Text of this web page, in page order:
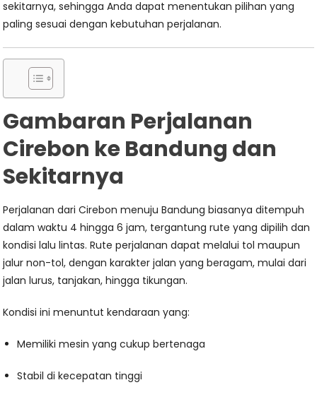
sekitarnya, sehingga Anda dapat menentukan pilihan yang
paling sesuai dengan kebutuhan perjalanan.
Gambaran Perjalanan
Cirebon ke Bandung dan
Sekitarnya
Perjalanan dari Cirebon menuju Bandung biasanya ditempuh
dalam waktu 4 hingga 6 jam, tergantung rute yang dipilih dan
kondisi lalu lintas. Rute perjalanan dapat melalui tol maupun
jalur non-tol, dengan karakter jalan yang beragam, mulai dari
jalan lurus, tanjakan, hingga tikungan.
Kondisi ini menuntut kendaraan yang:
Memiliki mesin yang cukup bertenaga
Stabil di kecepatan tinggi